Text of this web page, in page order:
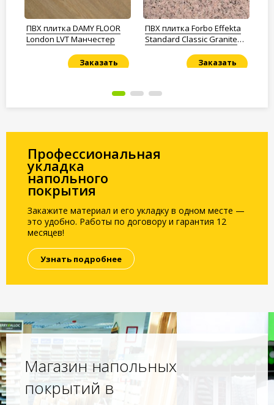
ПВХ плитка DAMY FLOOR
London LVT Манчестер
Заказать
ПВХ плитка Forbo Effekta
Standard Classic Granite
Заказать
Профессиональная
укладка
напольного
покрытия
Закажите материал и его укладку в одном месте —
это удобно. Работы по договору и гарантия 12
месяцев!
Узнать подробнее
Магазин напольных
покрытий в